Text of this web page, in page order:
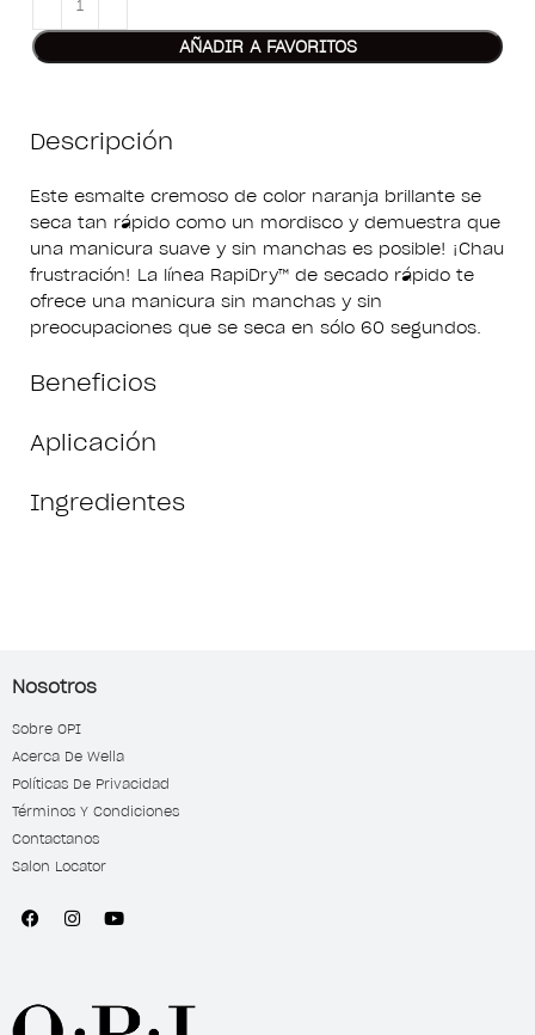
AÑADIR A FAVORITOS
Descripción
Este esmalte cremoso de color naranja brillante se
seca tan rápido como un mordisco y demuestra que
una manicura suave y sin manchas es posible! ¡Chau
frustración! La línea RapiDry™ de secado rápido te
ofrece una manicura sin manchas y sin
preocupaciones que se seca en sólo 60 segundos.
Beneficios
Aplicación
Ingredientes
Nosotros
Sobre OPI
Acerca De Wella
Políticas De Privacidad
Términos Y Condiciones
Contactanos
Salon Locator